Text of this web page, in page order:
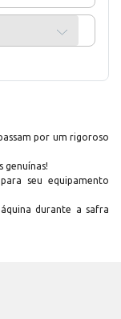
por um rigoroso
genuínas!
seu equipamento
durante a safra